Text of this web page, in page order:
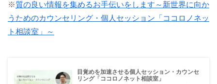
※質の良い情報を集めるお手伝いをします～新世界に向か
うためのカウンセリング・個人セッション「ココロノネッ
ト相談室」～
目覚めを加速させる個人セッション・カウンセ
リング「ココロノネット相談室」